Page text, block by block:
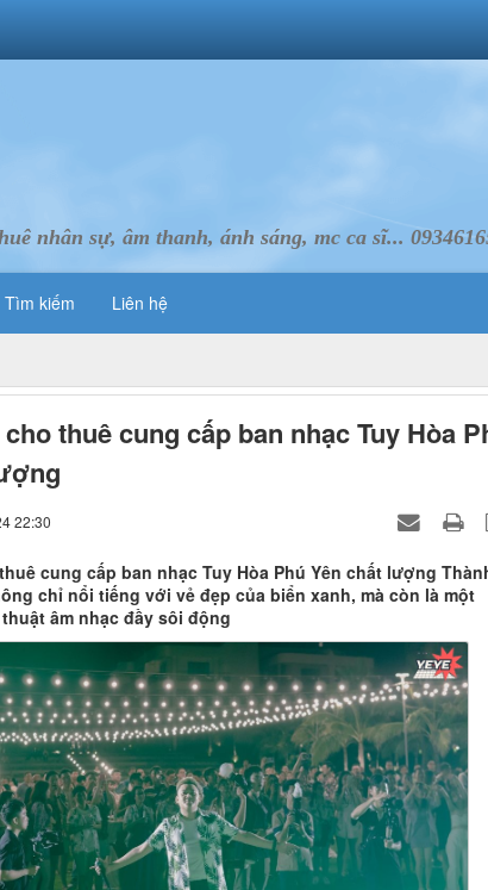
nhân sự, âm thanh, ánh sáng, mc ca sĩ...
Tìm kiếm Liên hệ
thuê cung cấp ban nhạc Tuy Hòa
22:30
cung cấp ban nhạc Tuy Hòa Phú Yên chất lượng
chỉ nổi tiếng với vẻ đẹp của biển xanh, mà còn là một
âm nhạc đầy sôi động